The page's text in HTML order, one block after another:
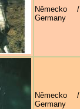
Německo /
Germany
Německo /
Germany